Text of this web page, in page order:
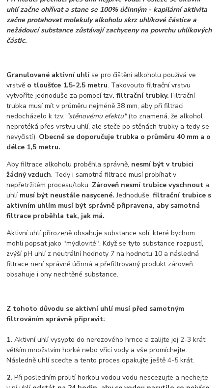
uhlí začne ohřívat a stane se 100% účinným - kapilární aktivita
začne protahovat molekuly alkoholu skrz uhlíkové částice a
nežádoucí substance zůstávají zachyceny na povrchu uhlíkových
částic.
Granulované aktivní uhlíse pro čištění alkoholu používá ve
vrstvě o tloušťce 1.5-2.5 metru. Takovouto filtrační vrstvu
vytvoříte jednoduše za pomocí tzv. filtrační trubky. Filtrační
trubka musí mít v průměru nejméně 38 mm, aby při filtraci
nedocházelo k tzv. "stěnovému efektu"(to znamená, že alkohol
neprotéká přes vrstvu uhlí, ale steče po stěnách trubky a tedy se
nevyčistí). Obecně se doporučuje trubka o průměru 40 mm a o
délce 1,5 metru.
Aby filtrace alkoholu proběhla správně, nesmí být v trubici
žádný vzduch. Tedy i samotná filtrace musí probíhat v
nepřetržitém procesu/toku. Zároveň nesmí trubice vyschnout a
uhlímusí být neustále nasycené.Jednoduše, filtrační trubice s
aktivním uhlím musí být správně připravena, aby samotná
filtrace proběhla tak, jak má.
Aktivní uhlí přirozeně obsahuje substance solí, které bychom
mohli popsat jako "mýdlovité". Když se tyto substance rozpustí,
zvýší pH uhlí z neutrální hodnoty 7 na hodnotu 10 a následná
filtrace není správně účinná a přefiltrovaný produkt zároveň
obsahuje i ony nechtěné substance.
Z tohoto důvodu se aktivní uhlí musí před samotným
filtrováním správně připravit:
1.Aktivní uhlí vysypte do nerezového hrnce a zalijte jej 2-3 krát
větším množstvím horké nebo vřící vody a vše promíchejte.
Následně uhlí sceďte a tento proces opakujte ještě 4-5 krát.
2. Při posledním prolití horkou vodou vodu nescezujte a nechejte